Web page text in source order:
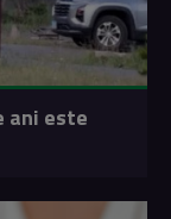
ani este